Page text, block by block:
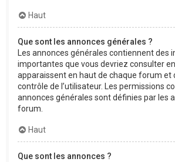
Haut
Que sont les annonces générales ?
Les annonces générales contiennent des
importantes que vous devriez consulter
apparaissent en haut de chaque forum et
contrôle de l’utilisateur. Les permissions
annonces générales sont définies par les
forum.
Haut
Que sont les annonces ?